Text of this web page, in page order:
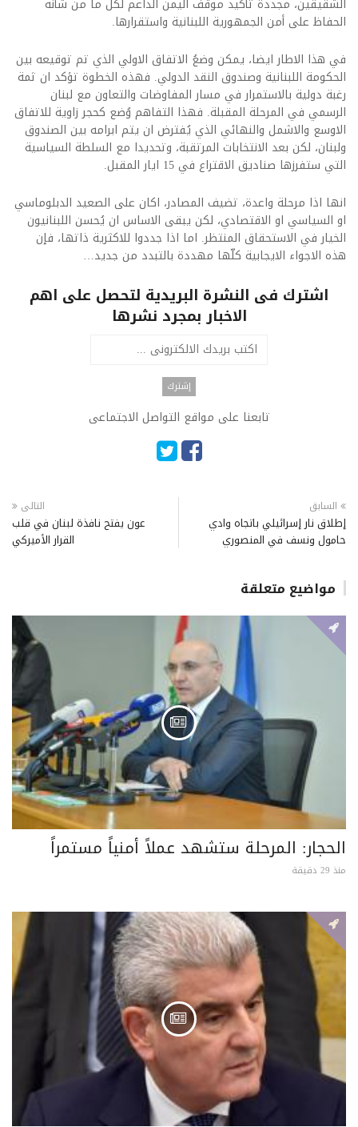
الحفاظ على أمن الجمهورية اللبنانية واستقرارها.
في هذا الاطار ايضا، يمكن وضعُ الاتفاق الاولي الذي تم توقيعه بين
الحكومة اللبنانية وصندوق النقد الدولي. فهذه الخطوة تؤكد ان ثمة
رغبة دولية بالاستمرار في مسار المفاوضات والتعاون مع لبنان
الرسمي في المرحلة المقبلة. فهذا التفاهم وُضع كحجر زاوية للاتفاق
الاوسع والاشمل والنهائي الذي يُفترض ان يتم ابرامه بين الصندوق
ولبنان، لكن بعد الانتخابات المرتقبة، وتحديدا مع السلطة السياسية
التي ستفرزها صناديق الاقتراع في 15 ايار المقبل.
انها اذا مرحلة واعدة، تضيف المصادر، اكان على الصعيد الدبلوماسي
او السياسي او الاقتصادي، لكن يبقى الاساس ان يُحسن اللبنانيون
الخيار في الاستحقاق المنتظر. اما اذا جددوا للاكثرية ذاتها، فإن
هذه الاجواء الايجابية كلّها مهددة بالتبدد من جديد…
اشترك فى النشرة البريدية لتحصل على اهم
الاخبار بمجرد نشرها
تابعنا على مواقع التواصل الاجتماعى
السابق
إطلاق نار إسرائيلي باتجاه وادي
حامول ونسف في المنصوري
التالى
عون يفتح نافذة لبنان في قلب
القرار الأميركي
مواضيع متعلقة
الحجار: المرحلة ستشهد عملاً أمنياً مستمراً
منذ 29 دقيقة